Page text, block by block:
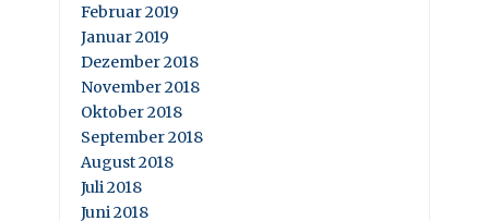
Februar 2019
Januar 2019
Dezember 2018
November 2018
Oktober 2018
September 2018
August 2018
Juli 2018
Juni 2018